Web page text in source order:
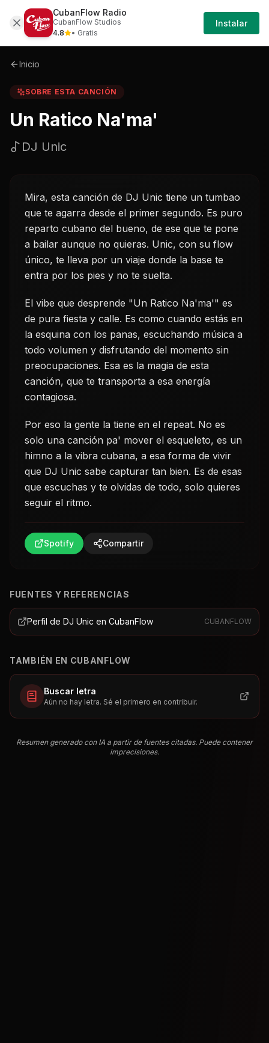
Sobre Un-ratico-nama-dj-unic
Iniciar
Sesión
Inicio
SOBRE ESTA CANCIÓN
Un Ratico Na'ma'
DJ Unic
Mira, esta canción de DJ Unic tiene un tumbao
que te agarra desde el primer segundo. Es puro
reparto cubano del bueno, de ese que te pone
a bailar aunque no quieras. Unic, con su flow
único, te lleva por un viaje donde la base te
entra por los pies y no te suelta.
El vibe que desprende "Un Ratico Na'ma'" es
de pura fiesta y calle. Es como cuando estás en
la esquina con los panas, escuchando música a
todo volumen y disfrutando del momento sin
preocupaciones. Esa es la magia de esta
canción, que te transporta a esa energía
contagiosa.
Por eso la gente la tiene en el repeat. No es
solo una canción pa' mover el esqueleto, es un
himno a la vibra cubana, a esa forma de vivir
que DJ Unic sabe capturar tan bien. Es de esas
que escuchas y te olvidas de todo, solo quieres
seguir el ritmo.
Spotify Compartir
FUENTES Y REFERENCIAS
Perfil de DJ Unic en CubanFlow CUBANFLOW
TAMBIÉN EN CUBANFLOW
Buscar letra
Aún no hay letra. Sé el primero en contribuir.
Resumen generado con IA a partir de fuentes citadas. Puede contener
imprecisiones.
CubanFlow Radio
CubanFlow Studios
4.8
• Gratis
Instalar